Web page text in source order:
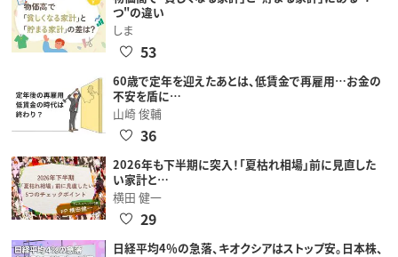
つ"の違い
しま
53
60歳で定年を迎えたあとは、低賃金で再雇用…お金の
不安を盾に…
山崎 俊輔
36
2026年も下半期に突入！「夏枯れ相場」前に見直した
い家計と…
横田 健一
29
日経平均4％の急落、キオクシアはストップ安。日本株、